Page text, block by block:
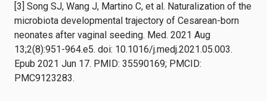
[3] Song SJ, Wang J, Martino C, et al. Naturalization of the
microbiota developmental trajectory of Cesarean-born
neonates after vaginal seeding. Med. 2021 Aug
13;2(8):951-964.e5. doi: 10.1016/j.medj.2021.05.003.
Epub 2021 Jun 17. PMID: 35590169; PMCID:
PMC9123283.